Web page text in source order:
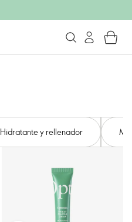
Hidratante y rellenador